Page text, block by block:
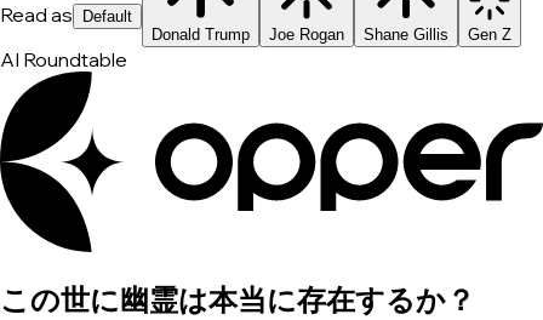
Read as
Default
Donald Trump
Joe Rogan Shane Gillis Gen Z
AI Roundtable
この世に幽霊は本当に存在するか？